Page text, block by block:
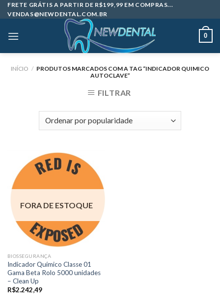
Skip
to
FRETE GRÁTIS A PARTIR DE R$199,99 EM COMPRAS...
VENDAS@NEWDENTAL.COM.BR
0
INÍCIO / PRODUTOS MARCADOS COM A TAG “INDICADOR QUIMICO
AUTOCLAVE”
FILTRAR
FORA DE ESTOQUE
BIOSSEGURANÇA
Indicador Químico Classe 01
Gama Beta Rolo 5000 unidades
– Clean Up
R$2.242,49